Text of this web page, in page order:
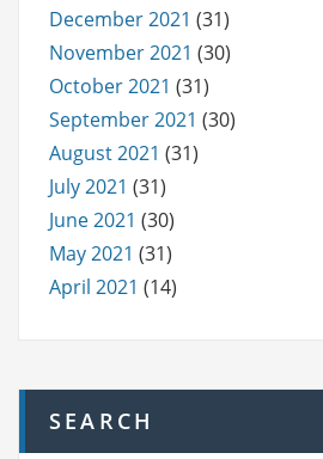
December 2021 (31)
November 2021 (30)
October 2021 (31)
September 2021 (30)
August 2021 (31)
July 2021 (31)
June 2021 (30)
May 2021 (31)
April 2021 (14)
SEARCH